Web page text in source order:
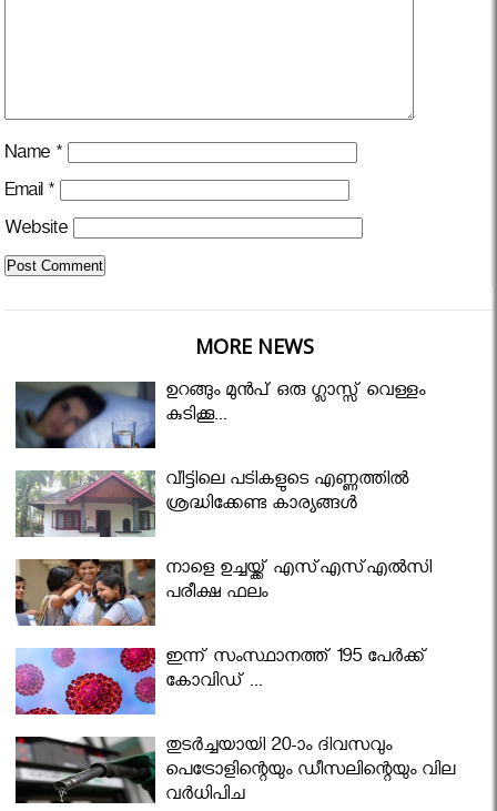
Name *
Email *
Website
MORE NEWS
ഉറങ്ങും മുന്‍പ് ഒരു ഗ്ലാസ്സ് വെള്ളം
കുടിക്കൂ...
വീട്ടിലെ പടികളുടെ എണ്ണത്തിൽ
ശ്രദ്ധിക്കേണ്ട കാര്യങ്ങൾ
നാളെ ഉച്ചയ്ക്ക് എസ്എസ്എല്‍സി
പരീക്ഷ ഫലം
ഇന്ന് സംസ്ഥാനത്ത് 195 പേര്‍ക്ക്
കോവിഡ് ...
തുടർച്ചയായി 20-ാം ദിവസവും
പെട്രോളിന്റെയും ഡീസലിന്റെയും വില
വര്‍ധിപ്പിച്ചു